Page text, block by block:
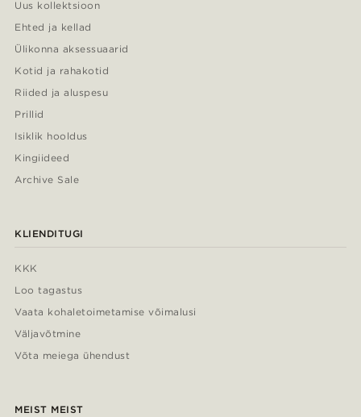
Uus kollektsioon
Ehted ja kellad
Ülikonna aksessuaarid
Kotid ja rahakotid
Riided ja aluspesu
Prillid
Isiklik hooldus
Kingiideed
Archive Sale
KLIENDITUGI
KKK
Loo tagastus
Vaata kohaletoimetamise võimalusi
Väljavõtmine
Võta meiega ühendust
MEIST MEIST